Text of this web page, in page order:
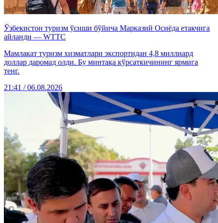
Ўзбекистон туризм ўсиши бўйича Марказий Осиёда етакчига
айланди — WTTC
Мамлакат туризм хизматлари экспортидан 4,8 миллиард
доллар даромад олди. Бу минтақа кўрсаткичининг ярмига
тенг.
21:41 / 06.08.2026